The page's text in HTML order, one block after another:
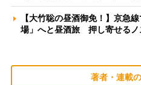
【大竹聡の昼酒御免！】京急
場」へと昼酒旅 押し寄せる
著者・連載